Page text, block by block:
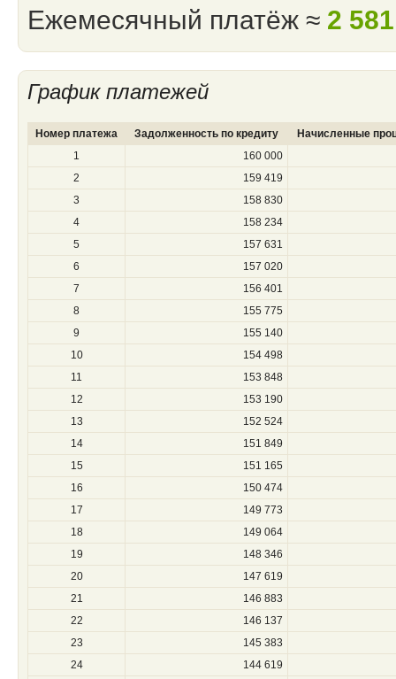
Ежемесячный платёж ≈ 2
График платежей
Номер платежа Задолженность по кредиту
Начисленные
1
160 000
2
159 419
3
158 830
4
158 234
5
157 631
6
157 020
7
156 401
8
155 775
9
155 140
10
154 498
11
153 848
12
153 190
13
152 524
14
151 849
15
151 165
16
150 474
17
149 773
18
149 064
19
148 346
20
147 619
21
146 883
22
146 137
23
145 383
24
144 619